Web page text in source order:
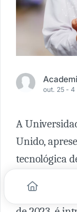
out. 25 -4
A
Unido,
tecnológica
No estudo